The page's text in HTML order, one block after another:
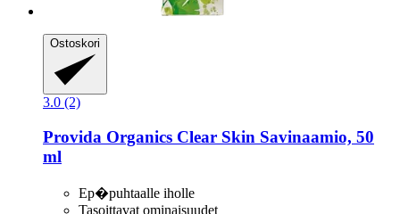
Ostoskori
3.0 (2)
Provida Organics Clear Skin Savinaamio, 50
ml
Ep�puhtaalle iholle
Tasoittavat ominaisuudet